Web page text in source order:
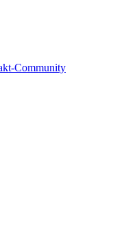
Community